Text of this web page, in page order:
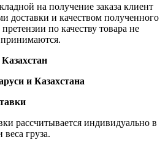
на получение заказа клиент
доставки и качеством полученного
по качеству товара не
принимаются.
и Казахстана
рассчитывается индивидуально в
груза.